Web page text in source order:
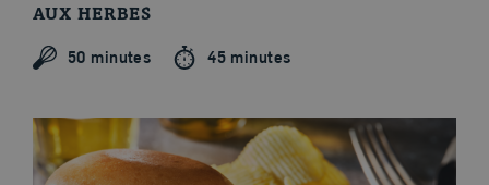
AUX HERBES
50 minutes 45 minutes